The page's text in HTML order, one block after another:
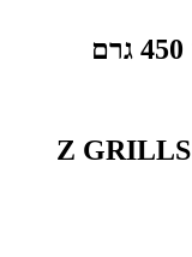
מעשנה חשמלית פלט Z GRILLS